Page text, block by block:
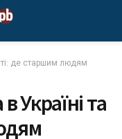
де старшим людям
Україні та